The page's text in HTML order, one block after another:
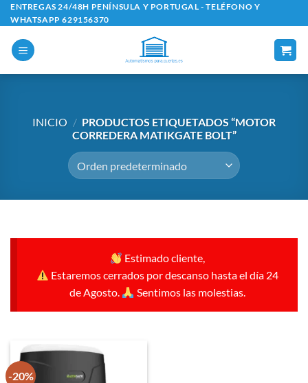
Saltar
al
contenido
ENTREGAS 24/48H PENÍNSULA Y PORTUGAL - TELÉFONO Y
WHATSAPP 629156370
INICIO / PRODUCTOS ETIQUETADOS “MOTOR
CORREDERA MATIKGATE BOLT”
Estimado cliente,
Estaremos cerrados por descanso hasta el día 24
de Agosto.
Sentimos las molestias.
-20%